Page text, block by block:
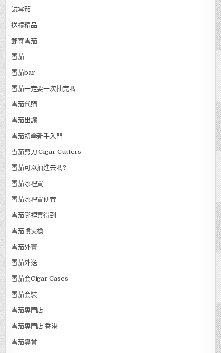
試雪茄
送禮精品
郵寄雪茄
雪茄
雪茄bar
雪茄一定要一次抽完嗎
雪茄代購
雪茄出讓
雪茄初學新手入門
雪茄剪刀 Cigar Cutters
雪茄可以抽進去嗎?
雪茄哪裡買
雪茄哪裡買便宜
雪茄哪裡買得到
雪茄噴火槍
雪茄外賣
雪茄外送
雪茄套Cigar Cases
雪茄套裝
雪茄專門店
雪茄專門店 香港
雪茄導賞